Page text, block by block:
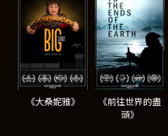
《大桑妮雅》
《前往世界的盡
頭》